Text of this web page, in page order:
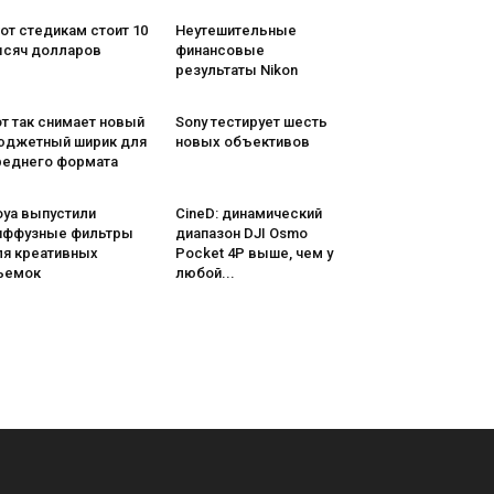
стедикам стоит 10
долларов
Неутешительные
финансовые
результаты Nikon
так снимает новый
ширик для
формата
Sony тестирует шесть
новых объективов
выпустили
фильтры
креативных
CineD: динамический
диапазон DJI Osmo
Pocket 4P выше, чем у
любой...